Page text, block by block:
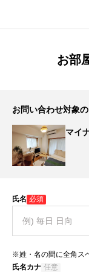
お部
お問い合わせ対象
マイ
氏名 必須
※姓・名の間に全角ス
氏名カナ 任意